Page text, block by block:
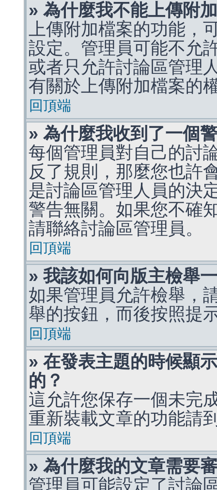
» 為什麼我不能上傳附
上傳附加檔案的功能，
設定。管理員可能不允
或者只允許討論區管理
有關於上傳附加檔案的
回頂端
» 為什麼我收到了一個
每個管理員對自己的討
反了規則，那麼您也許
是討論區管理人員的決
警告無關。如果您不確
請聯絡討論區管理員。
回頂端
» 我該如何向版主檢舉
如果管理員允許檢舉，
舉的按鈕，而後按照提
回頂端
» 在發表主題的時候顯
的？
這允許您保存一個未完
重新裝載文章的功能請
回頂端
» 為什麼我的文章需要
管理員可能設定了討論